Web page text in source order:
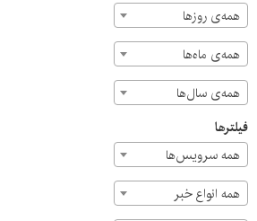
کردند.
همه‌ی روزها
همه‌ی ماه‌ها
همه‌ی سال‌ها
فیلترها
همه سرویس‌ها
همه انواع خبر